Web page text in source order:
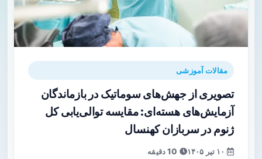
مقالات آموزشی
تصویری از جهش‌های سوماتیک در بازماندگان
آزمایش‌های هسته‌ای: مقایسه توالی‌یابی کل
ژنوم در سربازان کهنسال